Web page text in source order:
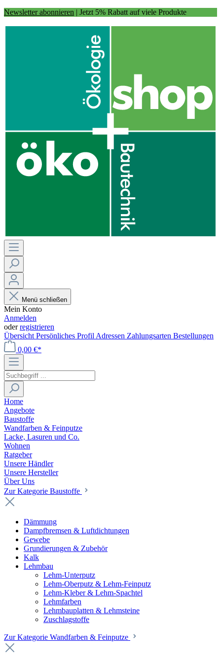
Newsletter abonnieren | Jetzt 5% Rabatt auf viele Produkte
Menü schließen
Mein Konto
Anmelden
oderregistrieren
Übersicht Persönliches Profil Adressen Zahlungsarten Bestellungen
0,00 €*
Home
Angebote
Baustoffe
Wandfarben & Feinputze
Lacke, Lasuren und Co.
Wohnen
Ratgeber
Unsere Händler
Unsere Hersteller
Über Uns
Zur Kategorie Baustoffe
Dämmung
Dampfbremsen & Luftdichtungen
Gewebe
Grundierungen & Zubehör
Kalk
Lehmbau
Lehm-Unterputz
Lehm-Oberputz & Lehm-Feinputz
Lehm-Kleber & Lehm-Spachtel
Lehmfarben
Lehmbauplatten & Lehmsteine
Zuschlagstoffe
Zur Kategorie Wandfarben & Feinputze